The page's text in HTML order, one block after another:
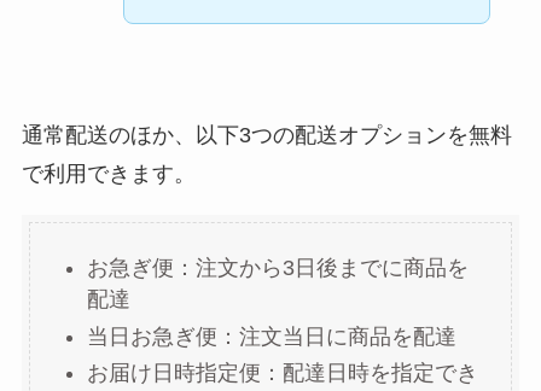
通常配送のほか、以下3つの配送オプションを無料
で利用できます。
お急ぎ便：注文から3日後までに商品を
配達
当日お急ぎ便：注文当日に商品を配達
お届け日時指定便：配達日時を指定でき